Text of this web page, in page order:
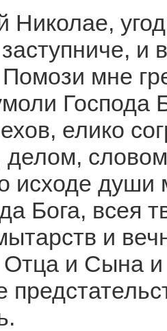
Николае,
и
мне
Господа
елико
делом,
исходе
Бога, всея
и
и Сына и